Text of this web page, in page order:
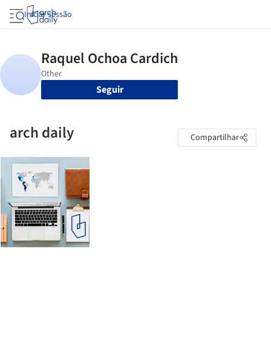
Iniciar sessão
Seguir
arch daily Compartilhar